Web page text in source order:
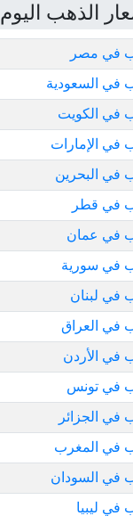
الذهب اليوم
في مصر
في السعودية
في الكويت
في الإمارات
في البحرين
في قطر
في عمان
في سورية
في لبنان
في العراق
في الأردن
في تونس
في الجزائر
في المغرب
في السودان
في ليبيا